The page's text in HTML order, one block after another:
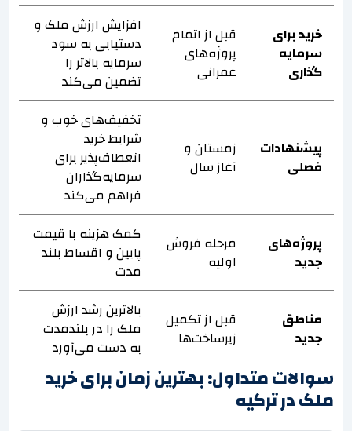
خرید برای
سرمایه
گذاری
قبل از اتمام
پروژه‌های
عمرانی
افزایش ارزش ملک و
دستیابی به سود
سرمایه بالاتر را
تضمین می‌کند
پیشنهادات
فصلی
زمستان و
آغاز سال
تخفیف‌های خوب و
شرایط خرید
انعطاف‌پذیر برای
سرمایه‌گذاران
فراهم می‌کند
پروژه‌های
جدید
مرحله فروش
اولیه
کمک هزینه با قیمت
پایین و اقساط بلند
مدت
مناطق
جدید
قبل از تکمیل
زیرساخت‌ها
بالاترین رشد ارزش
ملک را در بلندمدت
به دست می‌آورد
سوالات متداول: بهترین زمان برای خرید
ملک در ترکیه